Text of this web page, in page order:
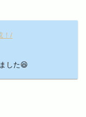
！/
した😆